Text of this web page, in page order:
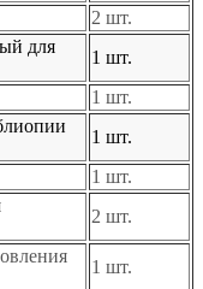
2 шт.
для
1 шт.
1 шт.
1 шт.
1 шт.
2 шт.
1 шт.